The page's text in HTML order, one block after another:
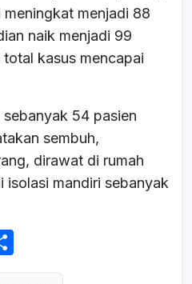
menjadi 88
naik menjadi 99
kasus mencapai
54 pasien
sembuh,
dirawat di rumah
isolasi mandiri sebanyak
h